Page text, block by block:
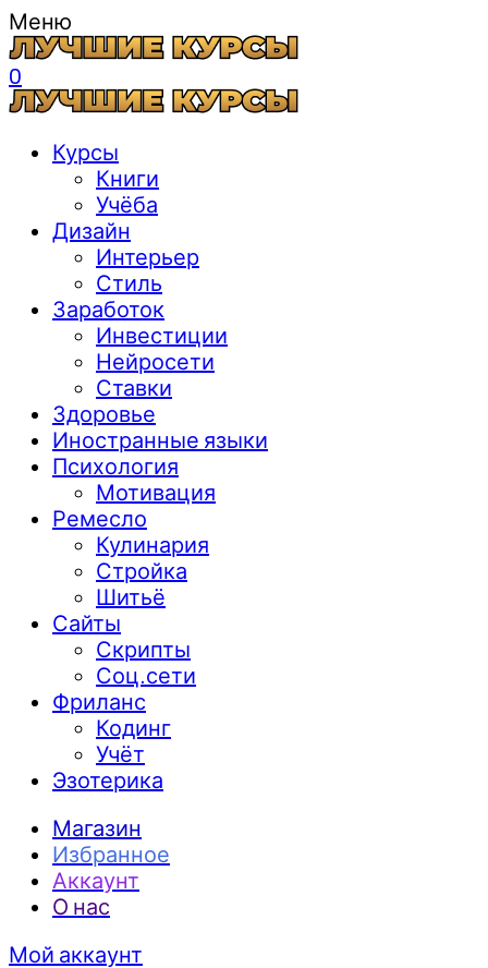
Меню
0
Курсы
Книги
Учёба
Дизайн
Интерьер
Стиль
Заработок
Инвестиции
Нейросети
Ставки
Здоровье
Иностранные языки
Психология
Мотивация
Ремесло
Кулинария
Стройка
Шитьё
Сайты
Скрипты
Соц.сети
Фриланс
Кодинг
Учёт
Эзотерика
Магазин
Избранное
Аккаунт
О нас
Мой аккаунт